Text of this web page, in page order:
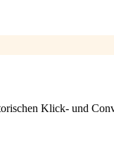
Klick- und